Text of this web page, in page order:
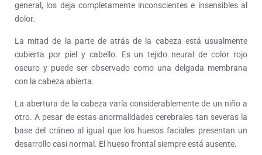
general, los deja completamente inconscientes e insensibles al
dolor.
La mitad de la parte de atrás de la cabeza está usualmente
cubierta por piel y cabello. Es un tejido neural de color rojo
oscuro y puede ser observado como una delgada membrana
con la cabeza abierta.
La abertura de la cabeza varía considerablemente de un niño a
otro. A pesar de estas anormalidades cerebrales tan severas la
base del cráneo al igual que los huesos faciales presentan un
desarrollo casi normal. El hueso frontal siempre está ausente.